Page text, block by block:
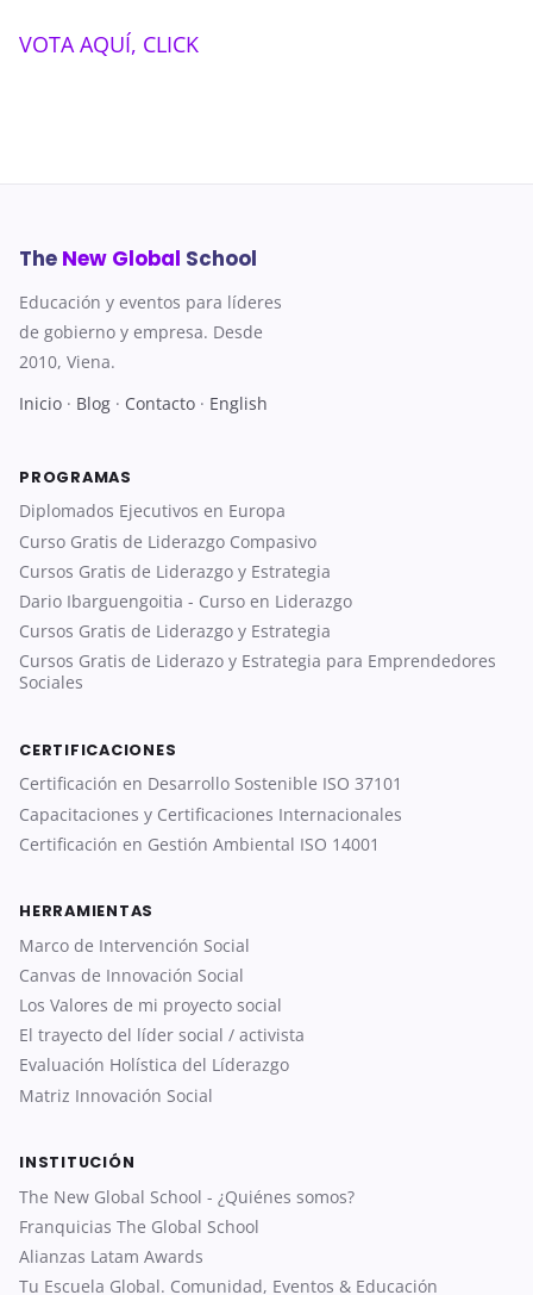
VOTA AQUÍ, CLICK
The New Global School
Educación y eventos para líderes
de gobierno y empresa. Desde
2010, Viena.
Inicio · Blog · Contacto · English
PROGRAMAS
Diplomados Ejecutivos en Europa
Curso Gratis de Liderazgo Compasivo
Cursos Gratis de Liderazgo y Estrategia
Dario Ibarguengoitia - Curso en Liderazgo
Cursos Gratis de Liderazgo y Estrategia
Cursos Gratis de Liderazo y Estrategia para Emprendedores
Sociales
CERTIFICACIONES
Certificación en Desarrollo Sostenible ISO 37101
Capacitaciones y Certificaciones Internacionales
Certificación en Gestión Ambiental ISO 14001
HERRAMIENTAS
Marco de Intervención Social
Canvas de Innovación Social
Los Valores de mi proyecto social
El trayecto del líder social / activista
Evaluación Holística del Líderazgo
Matriz Innovación Social
INSTITUCIÓN
The New Global School - ¿Quiénes somos?
Franquicias The Global School
Alianzas Latam Awards
Tu Escuela Global. Comunidad, Eventos & Educación